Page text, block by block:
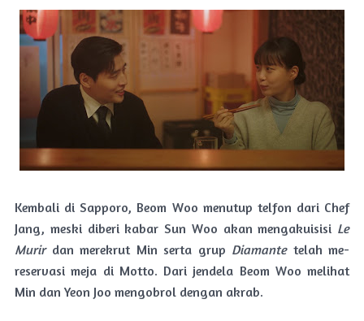
Kembali di Sapporo, Beom Woo menutup telfon dari Chef
Jang, meski diberi kabar Sun Woo akan mengakuisisi Le
Murir dan merekrut Min serta grup Diamantetelah me-
reservasi meja di Motto. Dari jendela Beom Woo melihat
Min dan Yeon Joo mengobrol dengan akrab.